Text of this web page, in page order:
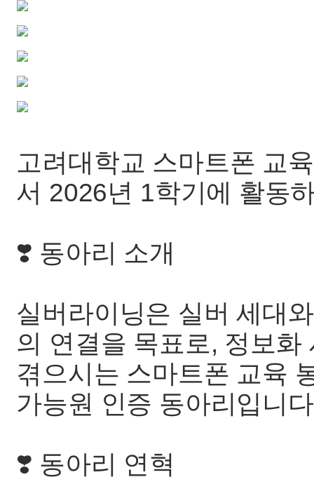
고려대학교 스마트폰 교
서 2026년 1학기에 활동
❣️ 동아리 소개
실버라이닝은 실버 세대
의 연결을 목표로, 정보
겪으시는 스마트폰 교육
가능원 인증 동아리입니
❣️ 동아리 연혁